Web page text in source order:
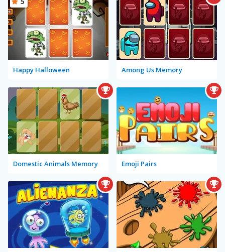
Happy Halloween Among Us Memory
Domestic Animals Memory Emoji Pairs